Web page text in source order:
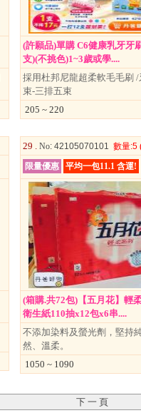
(許願品)單購 C6健康乳牙牙
支)(不挑色)1~3歲或學....
採用杜邦尼龍超柔軟毛毛刷 /
束-三排五束
205 ~ 220
29 . No: 42105070101 數量:5
限量優惠 平均一包11.1 含運!
(箱購.共72包)【五月花】輕
衛生紙110抽x12包x6串....
不添加染料及螢光劑，堅持
然、溫柔。
1050 ~ 1090